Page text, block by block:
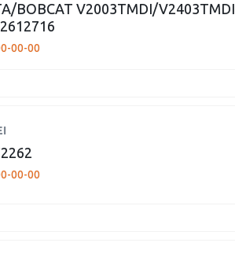
V2003TMDI/V2403TMDI
00-00
00-00